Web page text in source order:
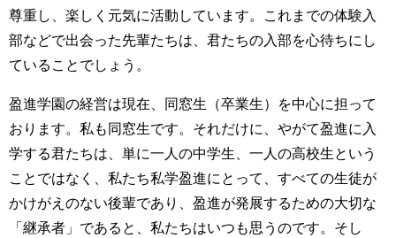
尊重し、楽しく元気に活動しています。これまでの体験入
部などで出会った先輩たちは、君たちの入部を心待ちにし
ていることでしょう。
盈進学園の経営は現在、同窓生（卒業生）を中心に担って
おります。私も同窓生です。それだけに、やがて盈進に入
学する君たちは、単に一人の中学生、一人の高校生という
ことではなく、私たち私学盈進にとって、すべての生徒が
かけがえのない後輩であり、盈進が発展するための大切な
「継承者」であると、私たちはいつも思うのです。そし